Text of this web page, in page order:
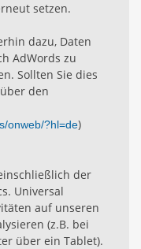
setzen.
dazu, Daten
AdWords zu
Sollten Sie dies
den
onweb/?hl=de)
der
Universal
auf unseren
(z.B. bei
über ein Tablet).